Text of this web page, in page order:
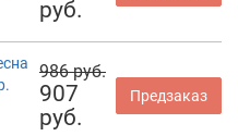
руб.
986 руб.
907
руб.
Предзаказ